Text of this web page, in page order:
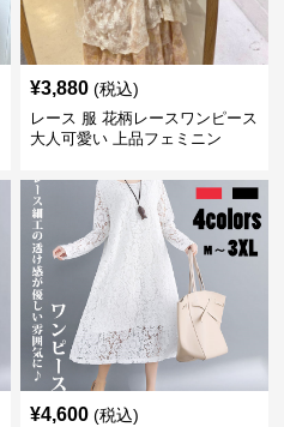
¥3,880 (税込)
レース 服 花柄レースワンピース
大人可愛い 上品フェミニン
¥4,600 (税込)